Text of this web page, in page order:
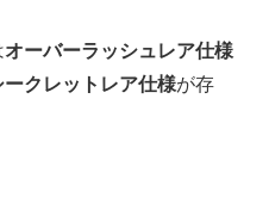
オーバーラッシュレア仕様
ークレットレア仕様が存